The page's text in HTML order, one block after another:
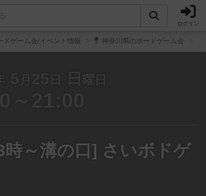
ログイン
ドゲーム会/イベント情報 神奈川県のボードゲーム会
5 月 25 日 日 曜日
～21:00
時～溝の口] さいボドゲ